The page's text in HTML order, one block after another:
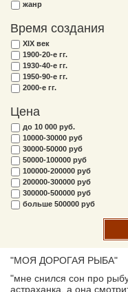
жанр
Время создания
XIX век
1900-20-е гг.
1930-40-е гг.
1950-90-е гг.
2000-е гг.
Цена
до 10 000 руб.
10000-30000 руб
30000-50000 руб
50000-100000 руб
100000-200000 руб
200000-300000 руб
300000-500000 руб
больше 500000 руб
"МОЯ ДОРОГАЯ РЫБА"
"мне снился сон про
астраханка. а она